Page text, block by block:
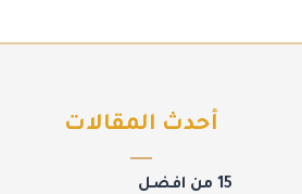
أحدث المقالات
15 من افضل